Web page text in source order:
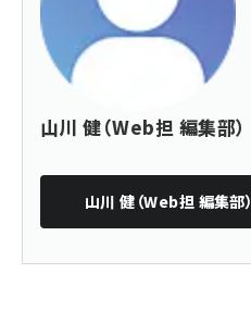
山川 健（Web担 編集部）
山川 健（Web担 編集部）